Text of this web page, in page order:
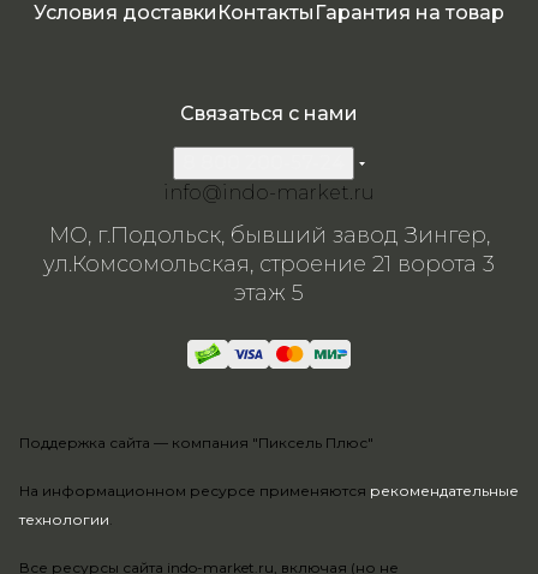
Условия доставки Контакты Гарантия на товар
На информационном ресурсе применяются рекомендательные
технологии.
Все ресурсы сайта indo-market.ru, включая (но не
Связаться с нами
info@indo-market.ru
МО, г.Подольск, бывший завод Зингер,
ул.Комсомольская, строение 21 ворота 3
этаж 5
Поддержка сайта — компания "Пиксель Плюс"